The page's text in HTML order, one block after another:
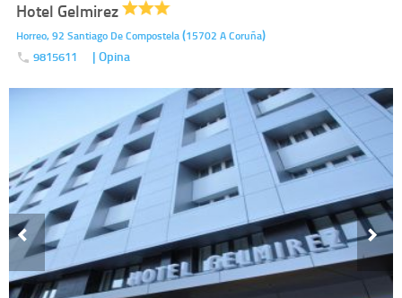
Hotel Gelmirez
Horreo, 92 Santiago De Compostela(15702 A Coruña)
9815611 | Opina